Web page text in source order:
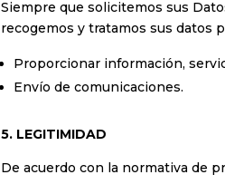
Siempre que solicitemos sus
recogemos y tratamos sus datos
Proporcionar información,
Envío de comunicaciones.
5. LEGITIMIDAD
De acuerdo con la normativa de